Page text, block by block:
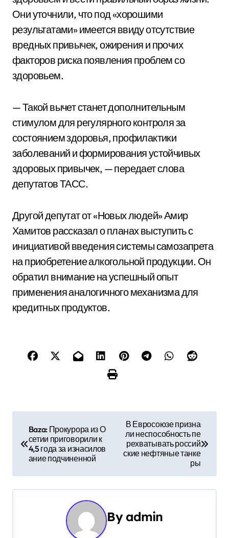
Они уточнили, что под «хорошими
результатами» имеется ввиду отсутствие
вредных привычек, ожирения и прочих
факторов риска появления проблем со
здоровьем.
— Такой вычет станет дополнительным
стимулом для регулярного контроля за
состоянием здоровья, профилактики
заболеваний и формирования устойчивых
здоровых привычек, — передает слова
депутатов ТАСС.
Другой депутат от «Новых людей» Амир
Хамитов рассказал о планах выступить с
инициативой введения системы самозапрета
на приобретение алкогольной продукции. Он
обратил внимание на успешный опыт
применения аналогичного механизма для
кредитных продуктов.
и
Baza: Прокурора из О
сетии приговорили к
4,5 года за изнасилов
ание подчиненной
В Евросоюзе призна
ли неспособность пе
рехватывать россий
ские нефтяные танке
ры
Byadmin